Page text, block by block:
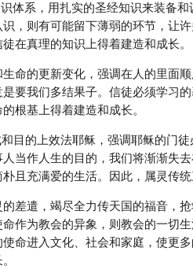
体系，用扎实的圣经知识来装备
，则有可能留下薄弱的环节，让
在真理的知识上得着建造和成长。
命的更新变化，强调在人的里面
要我们多结果子。信徒必须学习
根基上得着建造和成长。
目的上效法耶稣，强调耶稣的门
当作人生的目的，我们将渐渐失
且充满爱的生活。因此，属灵传
差遣，竭尽全力传天国的福音，
作为教会的异象，则教会的一切
命进入文化、社会和家庭，使更